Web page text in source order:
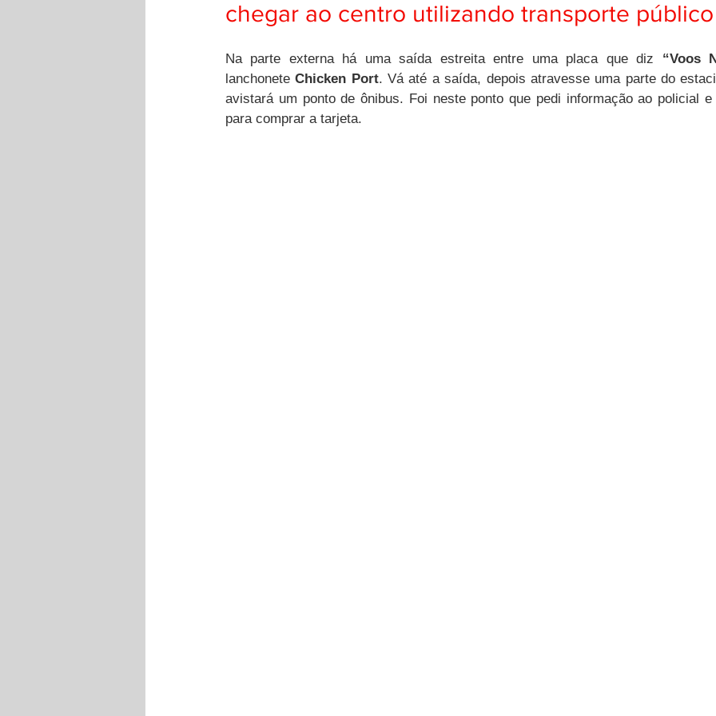
chegar ao centro utilizando transporte público
Na parte externa há uma saída estreita entre uma placa que diz “Voos
lanchonete Chicken Port. Vá até a saída, depois atravesse uma parte do
avistará um ponto de ônibus. Foi neste ponto que pedi informação ao policial e
para comprar a tarjeta.